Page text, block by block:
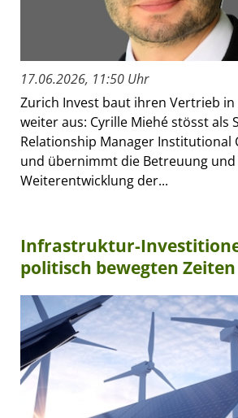
17.06.2026, 11:50 Uhr
Zurich Invest baut ihren Vertrieb in
weiter aus: Cyrille Miehé stösst als
Relationship Manager Institutional
und übernimmt die Betreuung und
Weiterentwicklung der...
Infrastruktur-
politisch bewegten Zeiten